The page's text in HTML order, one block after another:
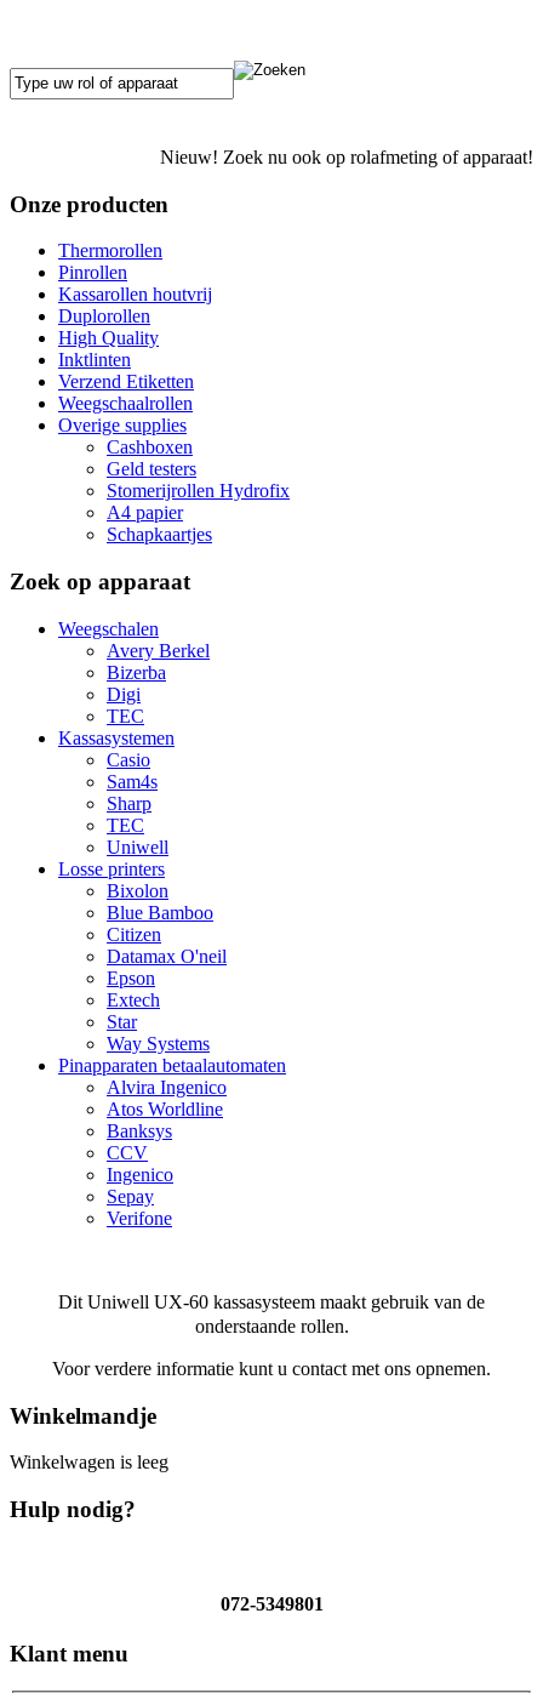
Nieuw! Zoek nu ook op rolafmeting of apparaat!
Onze producten
Thermorollen
Pinrollen
Kassarollen houtvrij
Duplorollen
High Quality
Inktlinten
Verzend Etiketten
Weegschaalrollen
Overige supplies
Cashboxen
Geld testers
Stomerijrollen Hydrofix
A4 papier
Schapkaartjes
Zoek op apparaat
Weegschalen
Avery Berkel
Bizerba
Digi
TEC
Kassasystemen
Casio
Sam4s
Sharp
TEC
Uniwell
Losse printers
Bixolon
Blue Bamboo
Citizen
Datamax O'neil
Epson
Extech
Star
Way Systems
Pinapparaten betaalautomaten
Alvira Ingenico
Atos Worldline
Banksys
CCV
Ingenico
Sepay
Verifone
Dit Uniwell UX-60 kassasysteem maakt gebruik van de
onderstaande rollen.
Voor verdere informatie kunt u contact met ons opnemen.
Winkelmandje
Winkelwagen is leeg
Hulp nodig?
072-5349801
Klant menu